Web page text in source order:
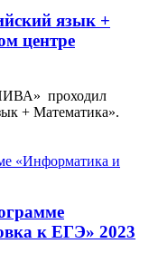
язык +
центре
проходил
+ Математика».
к ЕГЭ» 2023